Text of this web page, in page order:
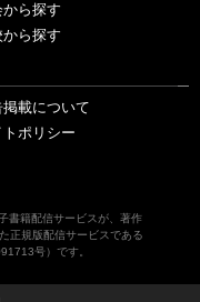
から探す
から探す
掲載について
トポリシー
書籍配信サービスが、著作
正規版配信サービスである
号）です。